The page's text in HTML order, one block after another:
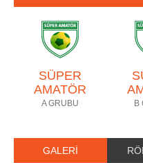
SÜPER
AMATÖR
A GRUBU B
GALERİ